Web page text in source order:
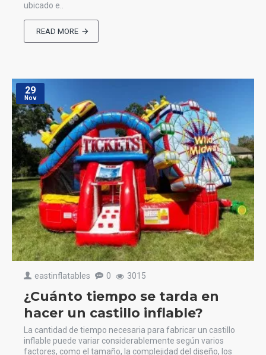
ubicado e..
READ MORE
29
Nov
eastinflatables 0 3015
¿Cuánto tiempo se tarda en
hacer un castillo inflable?
La cantidad de tiempo necesaria para fabricar un castillo
inflable puede variar considerablemente según varios
factores, como el tamaño, la complejidad del diseño, los